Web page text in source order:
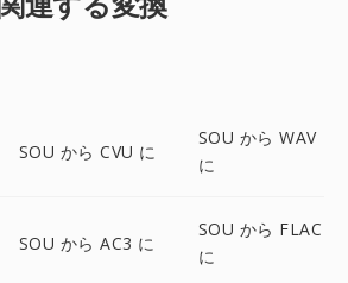
SOU から CVU に
SOU から WAV
に
SOU から AC3 に
SOU から FLAC
に